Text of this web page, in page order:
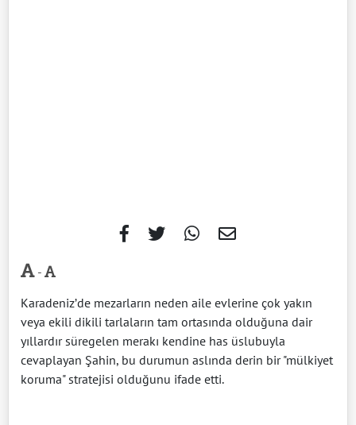
-
Karadeniz’de mezarların neden aile evlerine çok yakın
veya ekili dikili tarlaların tam ortasında olduğuna dair
yıllardır süregelen merakı kendine has üslubuyla
cevaplayan Şahin, bu durumun aslında derin bir "mülkiyet
koruma" stratejisi olduğunu ifade etti.